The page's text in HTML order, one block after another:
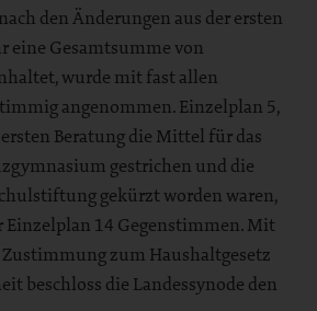
den Änderungen aus der ersten
eine Gesamtsumme von
wurde mit fast allen
angenommen. Einzelplan 5,
Beratung die Mittel für das
gestrichen und die
gekürzt worden waren,
Einzelplan 14 Gegenstimmen. Mit
zum Haushaltgesetz
beschloss die Landessynode den